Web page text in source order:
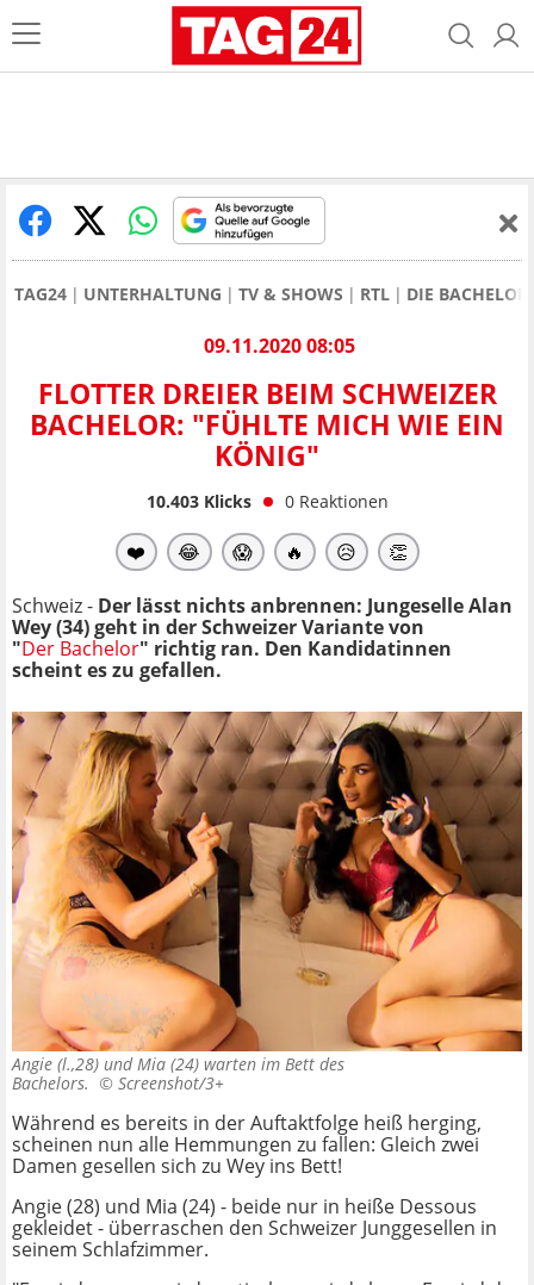
TAG24 UNTERHALTUNG TV & SHOWS RTL DIE
09.11.2020 08:05
FLOTTER DREIER BEIM SCHWEIZER
BACHELOR: "FÜHLTE MICH WIE EIN
KÖNIG"
10.403Klicks 0 Reaktionen
❤️ 😂 😱 🔥 😥 👏
Schweiz - Der lässt nichts anbrennen: Jungeselle Alan
Wey (34) geht in der Schweizer Variante von
"Der Bachelor" richtig ran. Den Kandidatinnen
scheint es zu gefallen.
Angie (l.,28) und Mia (24) warten im Bett des
Bachelors. © Screenshot/3+
Während es bereits in der Auftaktfolge heiß herging,
scheinen nun alle Hemmungen zu fallen: Gleich zwei
Damen gesellen sich zu Wey ins Bett!
Angie (28) und Mia (24) - beide nur in heiße Dessous
gekleidet - überraschen den Schweizer Junggesellen in
seinem Schlafzimmer.